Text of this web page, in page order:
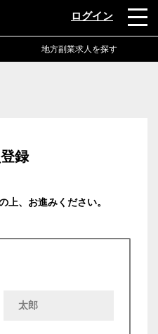
ログイン
地方副業求人を探す
録
上、お進みください。